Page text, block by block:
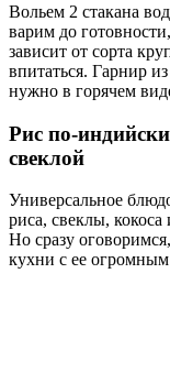
Вольем 2 стакана
варим до
зависит от сорта
впитаться. Гарнир
нужно в горячем
Рис по-
свеклой
Универсальное
риса, свеклы,
Но сразу
кухни с ее